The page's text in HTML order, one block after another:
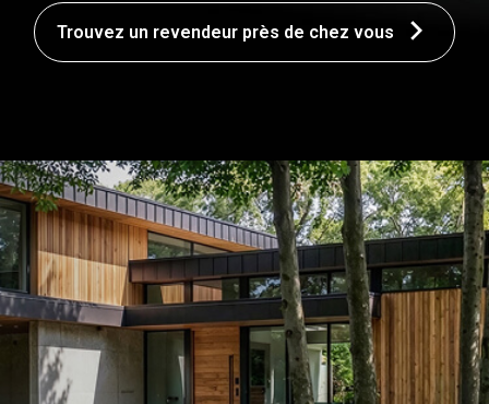
Trouvez un revendeur près de chez vous